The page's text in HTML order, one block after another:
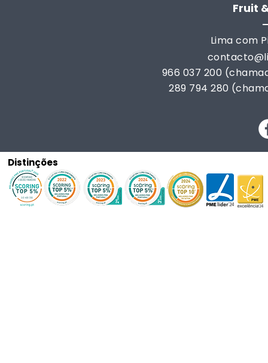
Fruit
Lima com
966 037 200
289 794 280
Distinções